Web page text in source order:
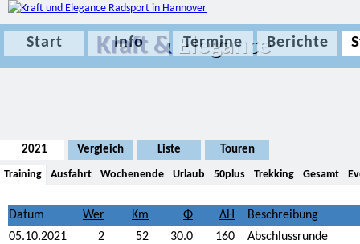
Kraft & Elegance
Start Info Termine Berichte
2021 Vergleich Liste Touren
Training Ausfahrt Wochenende Urlaub 50plus Trekking Gesamt
Datum
Beschreibung
05.10.2021
2 52 30.0 160
Abschlussrunde